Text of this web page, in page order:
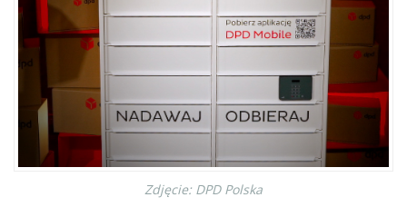
Zdjęcie: DPD Polska